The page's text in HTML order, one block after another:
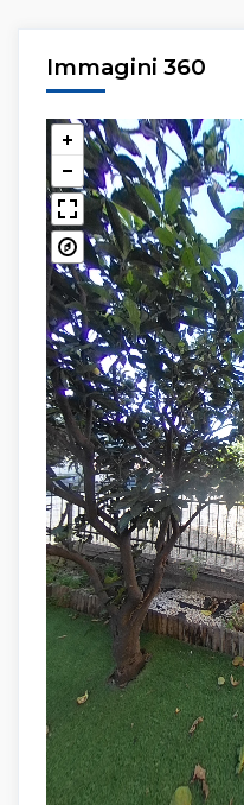
Immagini 360